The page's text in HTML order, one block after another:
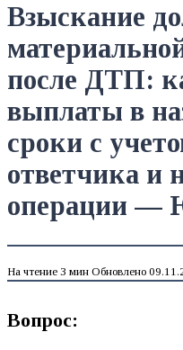
Взыскание
после ДТП:
выплаты в
сроки с
ответчика и
операции —
На чтение 3 мин Обновлено
Вопрос: